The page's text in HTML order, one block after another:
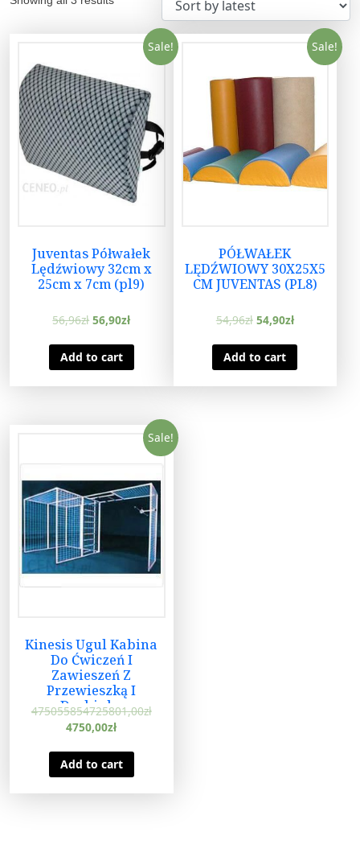
Sale!
Juventas Półwałek
Lędźwiowy 32cm x
25cm x 7cm (pl9)
56,96zł 56,90zł
Add to cart
Sale!
PÓŁWAŁEK
LĘDŹWIOWY 30X25X5
CM JUVENTAS (PL8)
54,96zł 54,90zł
Add to cart
Sale!
Kinesis Ugul Kabina
Do Ćwiczeń I
Zawieszeń Z
Przewieszką I
Drabinką
475055854725801,00zł
4750,00zł
Add to cart